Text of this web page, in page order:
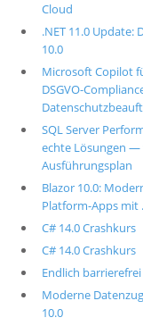
Cloud
.NET 11.0 Update:
10.0
Microsoft Copilot
DSGVO-
SQL Server
echte Lösungen —
Ausführungsplan
Blazor 10.0:
Platform-Apps mit
C# 14.0 Crashkurs
C# 14.0 Crashkurs
Endlich barrierefrei
Moderne
10.0